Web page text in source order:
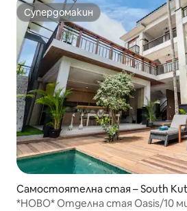
Супердомакин
Супердомакин
Самостоятелна стая – South
*НОВО* Отделна стая Oasis/10